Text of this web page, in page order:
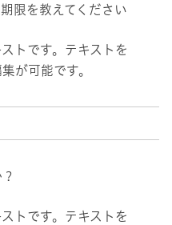
限を教えてください
トです。テキストを
が可能です。
トです。テキストを